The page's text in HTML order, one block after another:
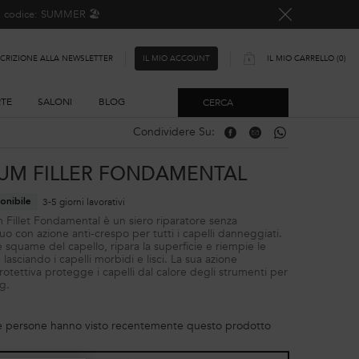
codice: SUMMER 🏖️
ALLA NEWSLETTER IL MIO ACCOUNT IL MIO CARRELLO 0
0 PRODOTTO
SALONI BLOG CERCA
Condividere Su: Condividere Su: Facebook
Condividere Su: Email
Condividere Su:
FILLER FONDAMENTAL
3-5 giorni lavorativi
Fillet Fondamental è un siero riparatore senza
con azione anti-crespo per tutti i capelli danneggiati.
squame del capello, ripara la superficie e riempie le
i capelli morbidi e lisci. La sua azione
protegge i capelli dal calore degli strumenti per
persone hanno visto recentemente questo prodotto